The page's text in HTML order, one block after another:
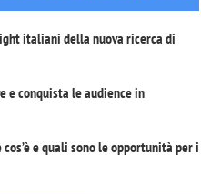
italiani della nuova ricerca di
e conquista le audience in
e quali sono le opportunità per i